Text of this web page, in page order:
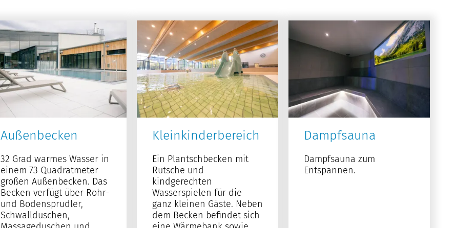
Außenbecken
32 Grad warmes Wasser in
einem 73 Quadratmeter
großen Außenbecken. Das
Becken verfügt über Rohr-
und Bodensprudler,
Schwallduschen,
Kleinkinderbereich
Ein Plantschbecken mit
Rutsche und
kindgerechten
Wasserspielen für die
ganz kleinen Gäste. Neben
dem Becken befindet sich
Dampfsauna
Dampfsauna zum
Entspannen.